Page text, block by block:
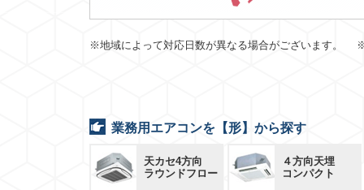
※地域によって対応日数が異なる場合がございます。
業務用エアコンを【形】から探す
天カセ4方向
ラウンドフロー
４方向天埋
コンパクト